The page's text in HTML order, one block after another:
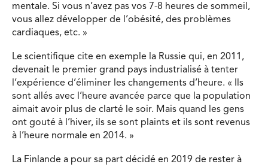
mentale. Si vous n’avez pas vos 7-8 heures de sommeil,
vous allez développer de l’obésité, des problèmes
cardiaques, etc. »
Le scientifique cite en exemple la Russie qui, en 2011,
devenait le premier grand pays industrialisé à tenter
l’expérience d’éliminer les changements d’heure. « Ils
sont allés avec l’heure avancée parce que la population
aimait avoir plus de clarté le soir. Mais quand les gens
ont gouté à l’hiver, ils se sont plaints et ils sont revenus
à l’heure normale en 2014. »
La Finlande a pour sa part décidé en 2019 de rester à